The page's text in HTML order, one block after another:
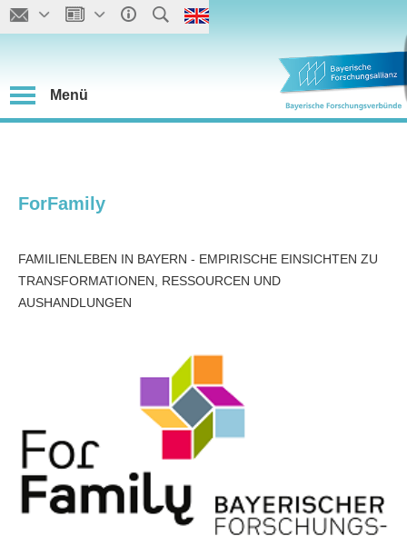
Menü
ForFamily
FAMILIENLEBEN IN BAYERN - EMPIRISCHE EINSICHTEN ZU
TRANSFORMATIONEN, RESSOURCEN UND
AUSHANDLUNGEN